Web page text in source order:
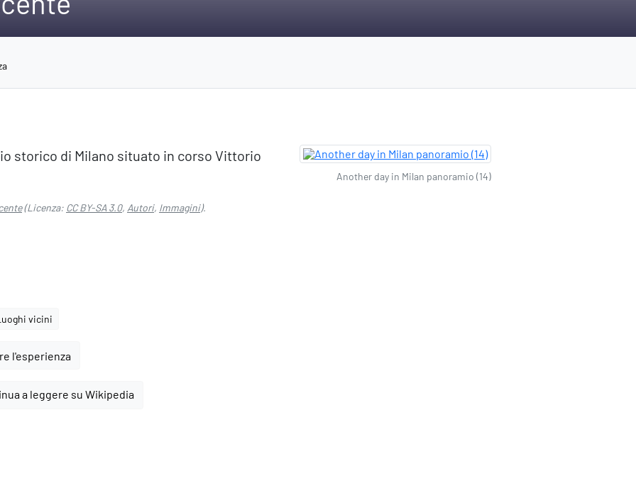
storico di Milano situato in corso Vittorio
(Licenza: CC BY-SA 3.0, Autori, Immagini).
vicini
l'esperienza
a leggere su Wikipedia
Another day in Milan panoramio (14)